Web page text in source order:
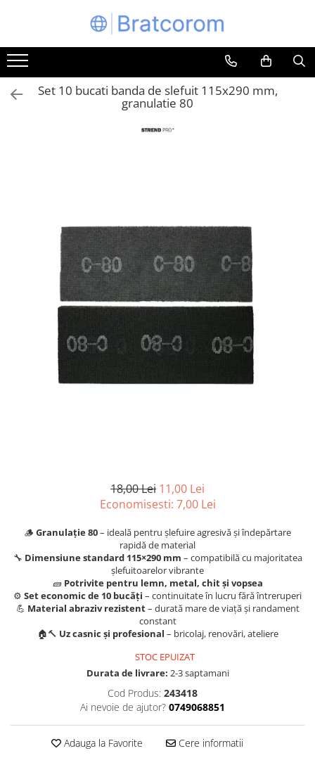
Toate Produsele
Articole animale
Adapatoare animale
Articole ambalare
Articole bucatarie
Articole mobila
Articole organizare
Articole Sportive
Cutii postale
Electronice si electrocasnice
Accesorii gresie si faianta
Accesorii pentru faianta, gresie si
Accesorii polizare si slefuire
Accesorii vopsire si tencuire
Materiale electrice
Becuri
Scule, unelte si masini
Set 10 bucati banda de slefuit 115x290 mm,
granulatie 80
18,00 Lei 11,00 Lei
Economisesti: 7,00 Lei
🪵 Granulație 80– ideală pentru șlefuire agresivă și îndepărtare
rapidă de material
🔧 Dimensiune standard 115×290 mm – compatibilă cu majoritatea
șlefuitoarelor vibrante
🧱 Potrivite pentru lemn, metal, chit și vopsea
⚙️ Set economic de 10 bucăți – continuitate în lucru fără întreruperi
💪 Material abraziv rezistent– durată mare de viață și randament
constant
🏠🔨 Uz casnic și profesional – bricolaj, renovări, ateliere
STOC EPUIZAT
Durata de livrare: 2-3 saptamani
Cod Produs: 243418
Ai nevoie de ajutor? 0749068851
Adauga la Favorite Cere informatii